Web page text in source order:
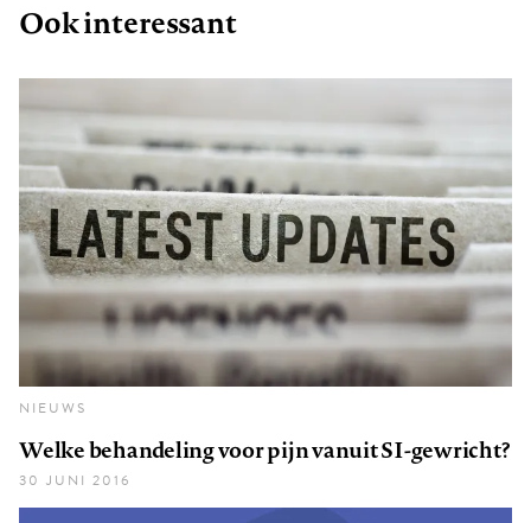
Ook interessant
NIEUWS
Welke behandeling voor pijn vanuit SI-gewricht?
30 JUNI 2016